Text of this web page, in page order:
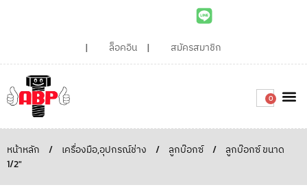
ล็อคอิน สมัครสมาชิก
0
หน้าหลัก / เครื่องมือ,อุปกรณ์ช่าง / ลูกบ๊อกซ์ /
ลูกบ๊อกซ์ ขนาด
1/2"